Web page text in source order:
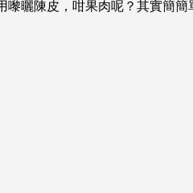
嚟曬陳皮，咁果肉呢？其實簡